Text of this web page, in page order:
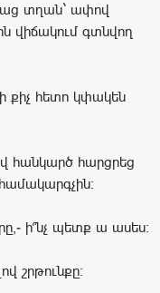
տղան` ափով
վիճակում գտնվող
քիչ հետո կփակեն
հանկարծ հարցրեց
ի՞նչ պետք ա ասես:
շրթունքը: